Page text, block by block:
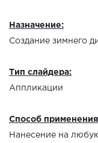
Назначение:
Создание зимнего
Тип слайдера:
Аппликации
Способ
Нанесение на